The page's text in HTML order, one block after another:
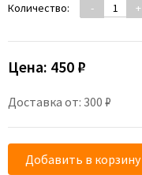
Количество: - +
Цена: 450 ₽
Доставка от: 300 ₽
Добавить в корзину